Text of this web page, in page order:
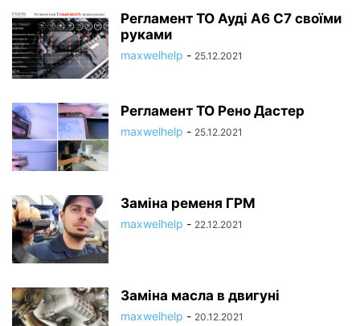
Регламент ТО Ауді А6 С7 своїми
руками
maxwelhelp - 25.12.2021
Регламент ТО Рено Дастер
maxwelhelp - 25.12.2021
Заміна ременя ГРМ
maxwelhelp - 22.12.2021
Заміна масла в двигуні
maxwelhelp - 20.12.2021